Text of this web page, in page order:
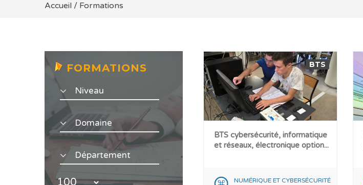
Accueil / Formations
FORMATIONS BTS
BTS cybersécurité, informatique
et réseaux, électronique option...
NUMÉRIQUE ET CYBERSÉCURITÉ